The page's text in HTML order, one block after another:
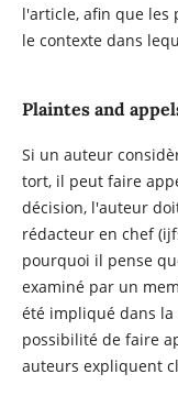
l'article, afin que les
le contexte dans
Plaintes and
Si un auteur
tort, il peut faire
décision, l'auteur
rédacteur en chef
pourquoi il pense
examiné par un
été impliqué dans
possibilité de faire
auteurs expliquent